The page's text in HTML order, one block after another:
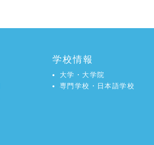
学校情報
大学・大学院
専門学校・日本語学校